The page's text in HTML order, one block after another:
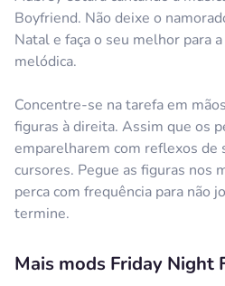
Boyfriend. Não deixe o
Natal e faça o seu melhor para
melódica.
Concentre-se na tarefa em
figuras à direita. Assim que os
emparelharem com reflexos de
cursores. Pegue as figuras nos
perca com frequência para não
termine.
Mais mods Friday Night